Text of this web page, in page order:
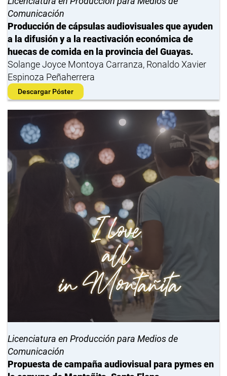
Comunicación
Producción de cápsulas audiovisuales que ayuden
a la difusión y a la reactivación económica de
huecas de comida en la provincia del Guayas.
Solange Joyce Montoya Carranza, Ronaldo Xavier
Espinoza Peñaherrera
Descargar Póster
Licenciatura en Producción para Medios de
Comunicación
Propuesta de campaña audiovisual para pymes en